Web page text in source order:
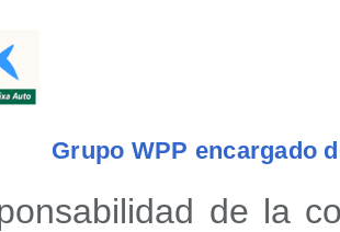
Grupo WPP encargado
de la